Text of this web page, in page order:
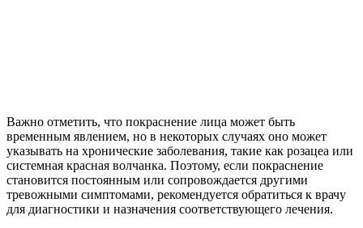
Важно отметить, что покраснение лица может быть
временным явлением, но в некоторых случаях оно может
указывать на хронические заболевания, такие как розацеа или
системная красная волчанка. Поэтому, если покраснение
становится постоянным или сопровождается другими
тревожными симптомами, рекомендуется обратиться к врачу
для диагностики и назначения соответствующего лечения.